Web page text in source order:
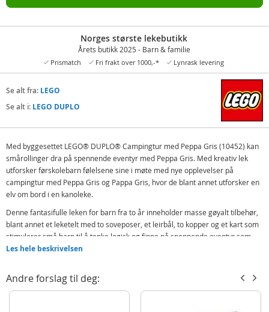
Norges største lekebutikk
Årets butikk 2025 - Barn & familie
Prismatch Fri frakt over 1000,-* Lynrask levering
Se alt fra: LEGO
Se alt i: LEGO DUPLO
Med byggesettet LEGO® DUPLO® Campingtur med Peppa Gris (10452) kan
smårollinger dra på spennende eventyr med Peppa Gris. Med kreativ lek
utforsker førskolebarn følelsene sine i møte med nye opplevelser på
campingtur med Peppa Gris og Pappa Gris, hvor de blant annet utforsker en
elv om bord i en kanoleke.
Denne fantasifulle leken for barn fra to år inneholder masse gøyalt tilbehør,
blant annet et leketelt med to soveposer, et leirbål, to kopper og et kart som
stimulerer små barn til å tenke logisk og finne på spennende eventyr som
Peppa og Pappa Gris kan legge ut på i kanoen sin. Barns finmotorikk styrkes
Med denne pedagogiske kvalitetsleken med Peppa Gris kan førskolebarn
Les hele beskrivelsen
Andre forslag til deg: